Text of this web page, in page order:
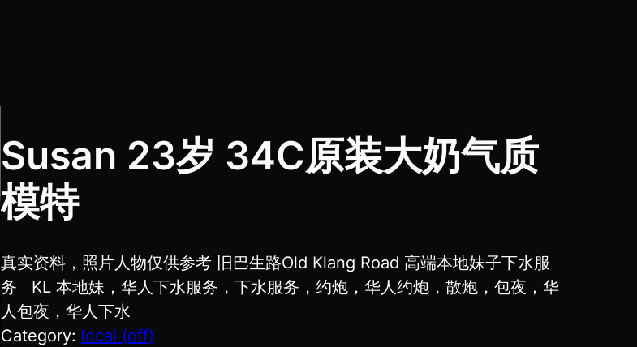
Susan 23岁 34C原装大奶气质
模特
真实资料，照片人物仅供参考 旧巴生路Old Klang Road 高端本地妹子下水服
务 KL 本地妹，华人下水服务，下水服务，约炮，华人约炮，散炮，包夜，华
人包夜，华人下水
Category: local (off)